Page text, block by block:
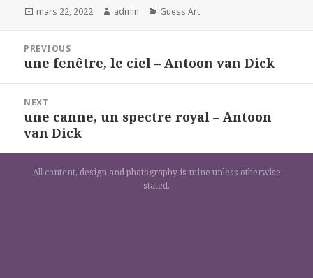
Posted
mars 22, 2022 Author
admin Categories
Guess Art
l’article
PREVIOUS
Previous
une fenêtre, le ciel – Antoon van Dick
NEXT
Next
post:
une canne, un spectre royal – Antoon
van Dick
All content, design and photography is mine unless otherwise
stated.